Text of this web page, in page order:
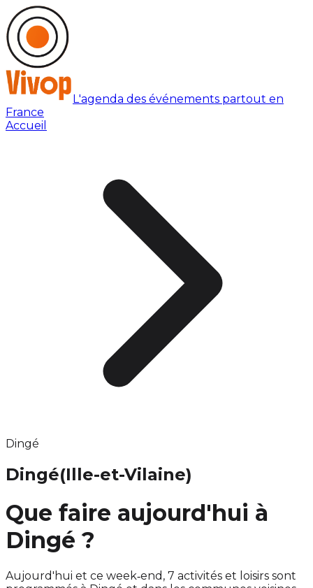
L'agenda des événements partout en
France
Accueil
Dingé
Dingé(Ille-et-Vilaine)
Que faire aujourd'hui à
Dingé ?
Aujourd'hui et ce week‑end, 7 activités et loisirs sont